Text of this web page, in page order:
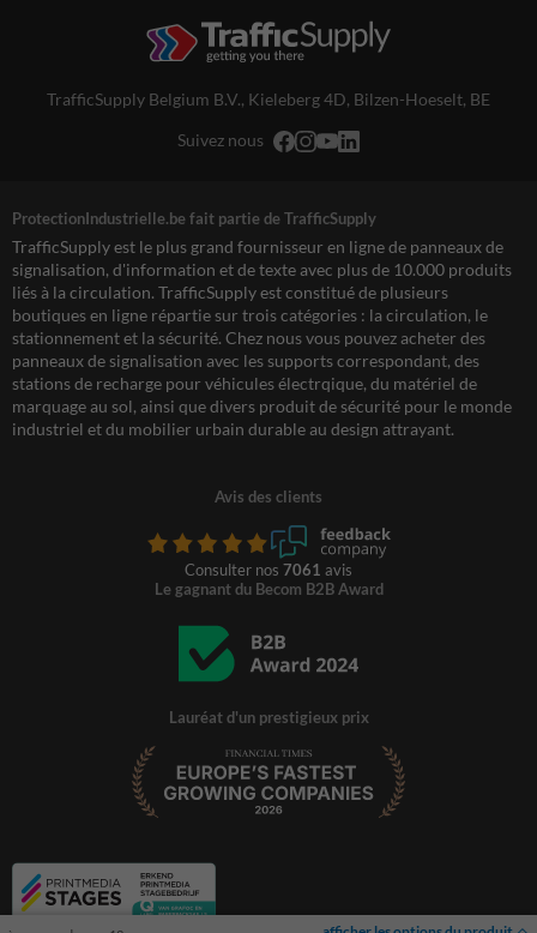
TrafficSupply Belgium B.V., Kieleberg 4D, Bilzen-Hoeselt, BE
Suivez nous
ProtectionIndustrielle.be fait partie de TrafficSupply
TrafficSupply est le plus grand fournisseur en ligne de panneaux de
signalisation, d'information et de texte avec plus de 10.000 produits
liés à la circulation. TrafficSupply est constitué de plusieurs
boutiques en ligne répartie sur trois catégories : la circulation, le
stationnement et la sécurité. Chez nous vous pouvez acheter des
panneaux de signalisation avec les supports correspondant, des
stations de recharge pour véhicules électrqique, du matériel de
marquage au sol, ainsi que divers produit de sécurité pour le monde
industriel et du mobilier urbain durable au design attrayant.
Avis des clients
Consulter nos 7061 avis
Le gagnant du Becom B2B Award
Lauréat d'un prestigieux prix